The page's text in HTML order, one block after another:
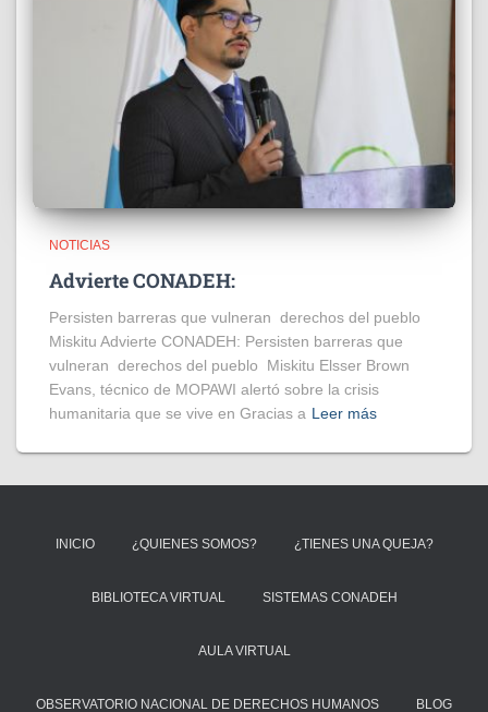
NOTICIAS
Advierte CONADEH:
Persisten barreras que vulneran derechos del pueblo
Miskitu Advierte CONADEH: Persisten barreras que
vulneran derechos del pueblo Miskitu Elsser Brown
Evans, técnico de MOPAWI alertó sobre la crisis
humanitaria que se vive en Gracias a Leer más
INICIO ¿QUIENES SOMOS? ¿TIENES UNA QUEJA?
BIBLIOTECA VIRTUAL SISTEMAS CONADEH
AULA VIRTUAL
OBSERVATORIO NACIONAL DE DERECHOS HUMANOS BLOG